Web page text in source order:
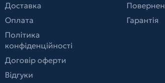
Доставка
Оплата
Політика
конфіденційності
Договір оферти
Відгуки
Гарантія